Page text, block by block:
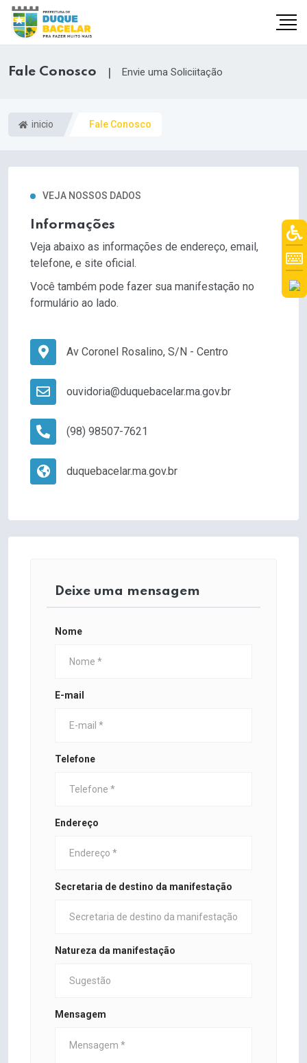
Fale Conosco | Envie uma Soliciitação
inicio Fale Conosco
VEJA NOSSOS DADOS
Informações
Veja abaixo as informações de endereço, email,
telefone, e site oficial.
Você também pode fazer sua manifestação no
formulário ao lado.
Av Coronel Rosalino, S/N - Centro
ouvidoria@duquebacelar.ma.gov.br
(98) 98507-7621
duquebacelar.ma.gov.br
Deixe uma mensagem
Nome
E-mail
Telefone
Endereço
Secretaria de destino da manifestação
Natureza da manifestação
Mensagem